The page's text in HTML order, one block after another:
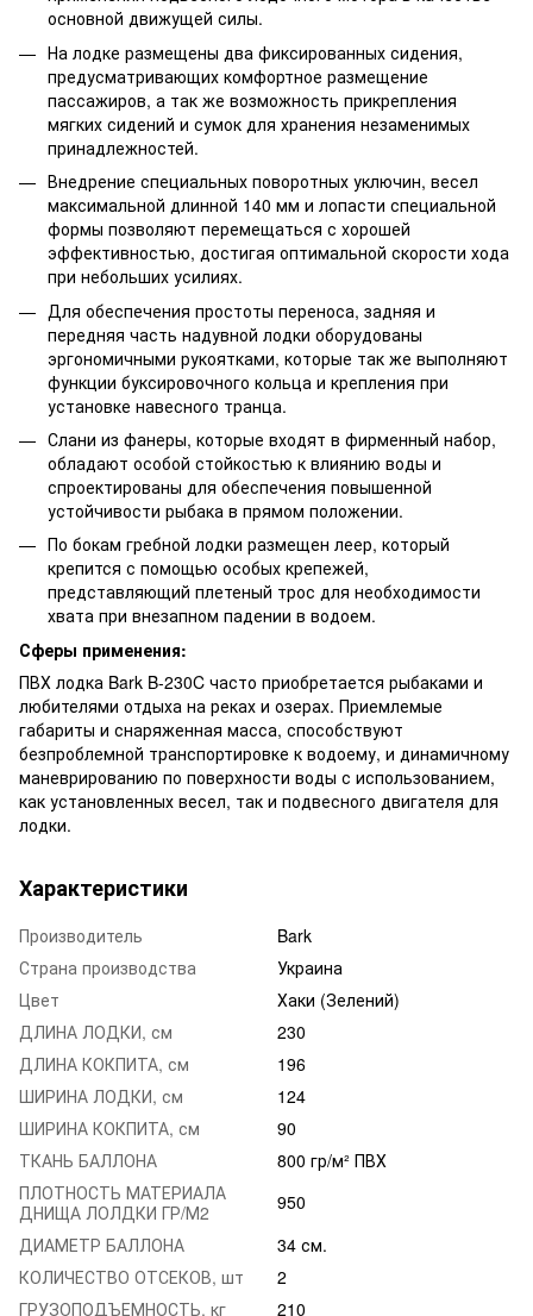
основной движущей силы.
На лодке размещены два фиксированных сидения,
предусматривающих комфортное размещение
пассажиров, а так же возможность прикрепления
мягких сидений и сумок для хранения незаменимых
принадлежностей.
Внедрение специальных поворотных уключин, весел
максимальной длинной 140 мм и лопасти специальной
формы позволяют перемещаться с хорошей
эффективностью, достигая оптимальной скорости хода
при небольших усилиях.
Для обеспечения простоты переноса, задняя и
передняя часть надувной лодки оборудованы
эргономичными рукоятками, которые так же выполняют
функции буксировочного кольца и крепления при
установке навесного транца.
Слани из фанеры, которые входят в фирменный набор,
обладают особой стойкостью к влиянию воды и
спроектированы для обеспечения повышенной
устойчивости рыбака в прямом положении.
По бокам гребной лодки размещен леер, который
крепится с помощью особых крепежей,
представляющий плетеный трос для необходимости
хвата при внезапном падении в водоем.
Сферы применения:
ПВХ лодка Bark B-230C часто приобретается рыбаками и
любителями отдыха на реках и озерах. Приемлемые
габариты и снаряженная масса, способствуют
безпроблемной транспортировке к водоему, и динамичному
маневрированию по поверхности воды с использованием,
как установленных весел, так и подвесного двигателя для
лодки.
Характеристики
Производитель
Bark
Страна производства
Украина
Цвет
Хаки (Зелений)
ДЛИНА ЛОДКИ, см
230
ДЛИНА КОКПИТА, см
196
ШИРИНА ЛОДКИ, см
124
ШИРИНА КОКПИТА, см
90
ТКАНЬ БАЛЛОНА
800 гр/м² ПВХ
ПЛОТНОСТЬ МАТЕРИАЛА
ДНИЩА ЛОЛДКИ ГР/М2
950
ДИАМЕТР БАЛЛОНА
34 см.
КОЛИЧЕСТВО ОТСЕКОВ, шт
2
ГРУЗОПОДЪЕМНОСТЬ, кг
210